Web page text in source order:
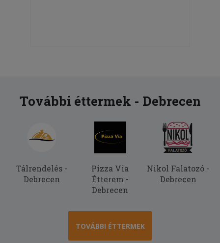
További éttermek - Debrecen
Tálrendelés -
Debrecen
Pizza Via
Étterem -
Debrecen
Nikol Falatozó -
Debrecen
TOVÁBBI ÉTTERMEK